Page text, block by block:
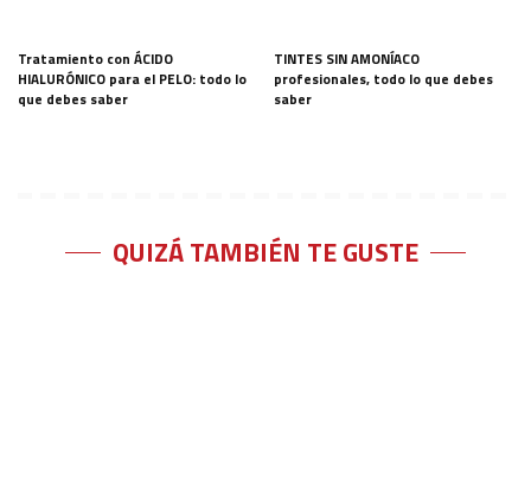
Tratamiento con ÁCIDO
HIALURÓNICO para el PELO: todo lo
que debes saber
TINTES SIN AMONÍACO
profesionales, todo lo que debes
saber
QUIZÁ TAMBIÉN TE GUSTE